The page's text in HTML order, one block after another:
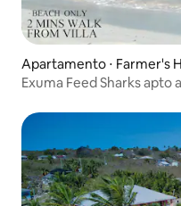
Apartamento ⋅ Farmer's
Exuma Feed Sharks apto